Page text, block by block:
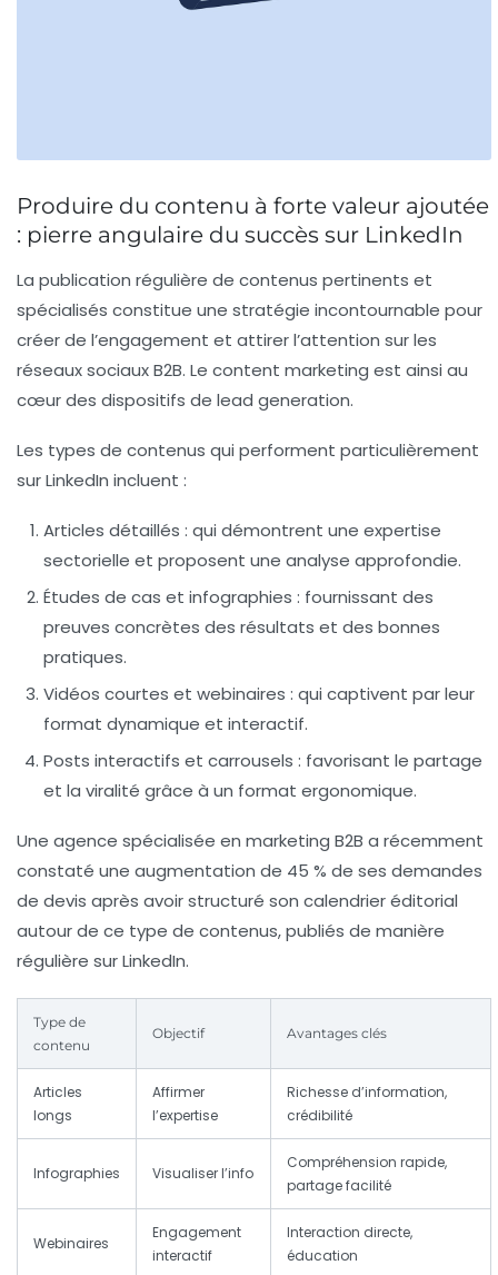
Produire du contenu à forte valeur ajoutée
: pierre angulaire du succès sur LinkedIn
La publication régulière de contenus pertinents et
spécialisés constitue une stratégie incontournable pour
créer de l’engagement et attirer l’attention sur les
réseaux sociaux B2B. Le content marketing est ainsi au
cœur des dispositifs de lead generation.
Les types de contenus qui performent particulièrement
sur LinkedIn incluent :
Articles détaillés : qui démontrent une expertise
sectorielle et proposent une analyse approfondie.
Études de cas et infographies : fournissant des
preuves concrètes des résultats et des bonnes
pratiques.
Vidéos courtes et webinaires : qui captivent par leur
format dynamique et interactif.
Posts interactifs et carrousels : favorisant le partage
et la viralité grâce à un format ergonomique.
Une agence spécialisée en marketing B2B a récemment
constaté une augmentation de 45 % de ses demandes
de devis après avoir structuré son calendrier éditorial
autour de ce type de contenus, publiés de manière
régulière sur LinkedIn.
Type de
contenu
Objectif Avantages clés
Articles
longs
Affirmer
l’expertise
Richesse d’information,
crédibilité
Infographies Visualiser l’info
Compréhension rapide,
partage facilité
Webinaires
Engagement
interactif
Interaction directe,
éducation